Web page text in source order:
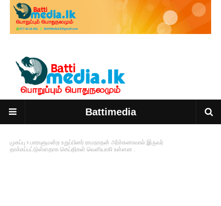
Battimedia
முகப்பு
பாராளுமன்ற உறுப்பினர் ராமநாதன் அர்ச்சுனாவால் இருவர்
தாக்கப்பட்டுள்ளதாக செய்திகள் வெளியாகி உள்ளன .